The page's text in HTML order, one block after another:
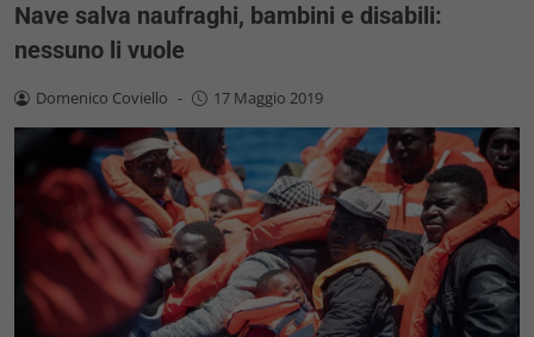
Nave salva naufraghi, bambini e disabili:
nessuno li vuole
Domenico Coviello - 17 Maggio 2019